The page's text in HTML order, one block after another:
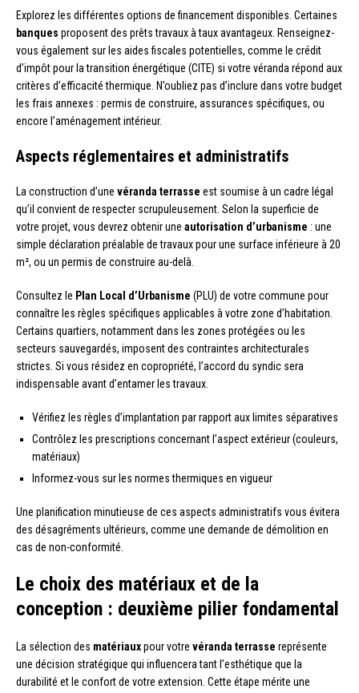
Explorez les différentes options de financement disponibles. Certaines
banques proposent des prêts travaux à taux avantageux. Renseignez-
vous également sur les aides fiscales potentielles, comme le crédit
d’impôt pour la transition énergétique (CITE) si votre véranda répond aux
critères d’efficacité thermique. N’oubliez pas d’inclure dans votre budget
les frais annexes : permis de construire, assurances spécifiques, ou
encore l’aménagement intérieur.
Aspects réglementaires et administratifs
La construction d’une véranda terrasse est soumise à un cadre légal
qu’il convient de respecter scrupuleusement. Selon la superficie de
votre projet, vous devrez obtenir une autorisation d’urbanisme : une
simple déclaration préalable de travaux pour une surface inférieure à 20
m², ou un permis de construire au-delà.
Consultez le Plan Local d’Urbanisme (PLU) de votre commune pour
connaître les règles spécifiques applicables à votre zone d’habitation.
Certains quartiers, notamment dans les zones protégées ou les
secteurs sauvegardés, imposent des contraintes architecturales
strictes. Si vous résidez en copropriété, l’accord du syndic sera
indispensable avant d’entamer les travaux.
Vérifiez les règles d’implantation par rapport aux limites séparatives
Contrôlez les prescriptions concernant l’aspect extérieur (couleurs,
matériaux)
Informez-vous sur les normes thermiques en vigueur
Une planification minutieuse de ces aspects administratifs vous évitera
des désagréments ultérieurs, comme une demande de démolition en
cas de non-conformité.
Le choix des matériaux et de la
conception : deuxième pilier fondamental
La sélection des matériauxpour votre véranda terrasse représente
une décision stratégique qui influencera tant l’esthétique que la
durabilité et le confort de votre extension. Cette étape mérite une